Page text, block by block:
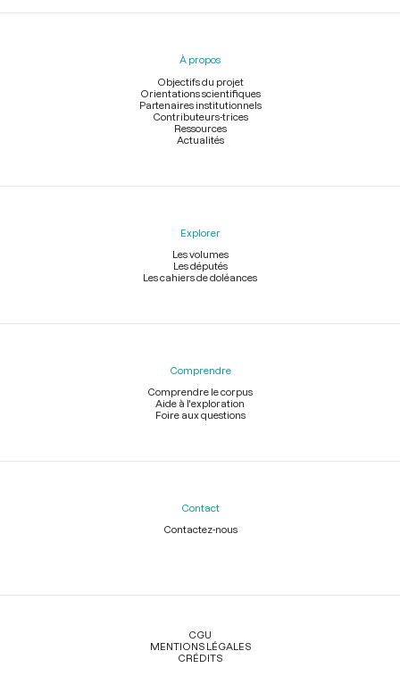
Menu
À propos
Objectifs du projet
Orientations scientifiques
Partenaires institutionnels
Contributeurs-trices
Ressources
Actualités
Explorer
Les volumes
Les députés
Les cahiers de doléances
Comprendre
Comprendre le corpus
Aide à l'exploration
Foire aux questions
Contact
Contactez-nous
Légal
CGU
MENTIONS LÉGALES
CRÉDITS